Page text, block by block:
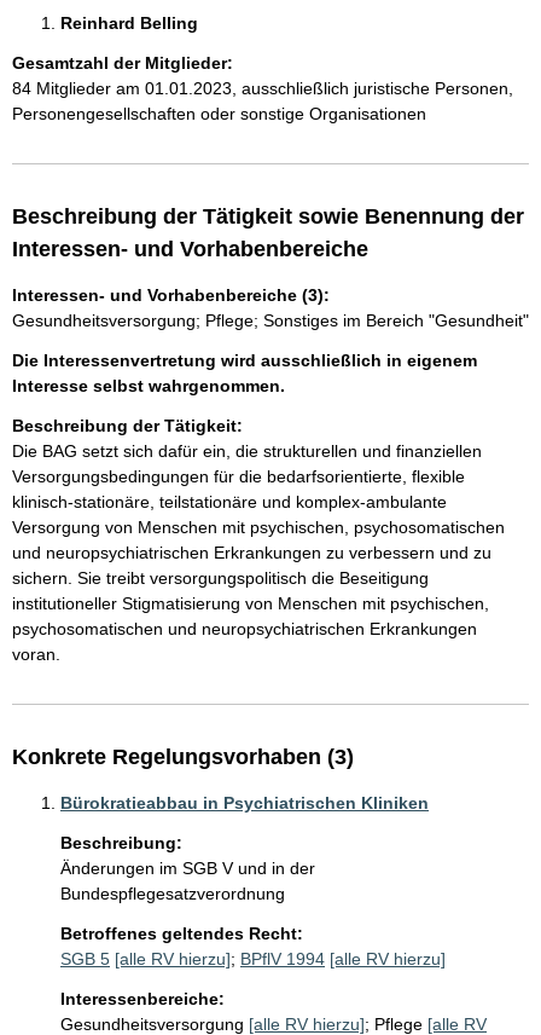
Reinhard Belling
Gesamtzahl der Mitglieder:
84 Mitglieder am 01.01.2023, ausschließlich juristische Personen,
Personengesellschaften oder sonstige Organisationen
Beschreibung der Tätigkeit sowie Benennung der
Interessen- und Vorhabenbereiche
Interessen- und Vorhabenbereiche (3):
Gesundheitsversorgung; Pflege; Sonstiges im Bereich "Gesundheit"
Die Interessenvertretung wird ausschließlich in eigenem
Interesse selbst wahrgenommen.
Beschreibung der Tätigkeit:
Die BAG setzt sich dafür ein, die strukturellen und finanziellen
Versorgungsbedingungen für die bedarfsorientierte, flexible
klinisch-stationäre, teilstationäre und komplex-ambulante
Versorgung von Menschen mit psychischen, psychosomatischen
und neuropsychiatrischen Erkrankungen zu verbessern und zu
sichern. Sie treibt versorgungspolitisch die Beseitigung
institutioneller Stigmatisierung von Menschen mit psychischen,
psychosomatischen und neuropsychiatrischen Erkrankungen
voran.
Konkrete Regelungsvorhaben (3)
Bürokratieabbau in Psychiatrischen Kliniken
Beschreibung:
Änderungen im SGB V und in der
Bundespflegesatzverordnung
Betroffenes geltendes Recht:
SGB 5 [alle RV hierzu]; BPflV 1994 [alle RV hierzu]
Interessenbereiche:
Gesundheitsversorgung [alle RV hierzu]; Pflege [alle RV